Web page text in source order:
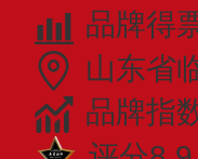
品牌得
山东省
品牌指